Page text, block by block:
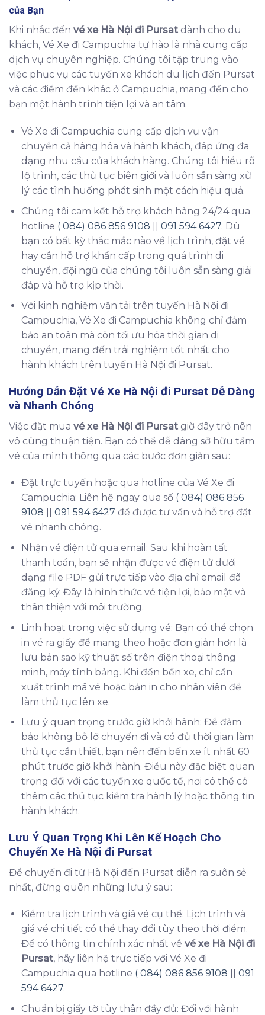
của Bạn
Khi nhắc đến vé xe Hà Nội đi Pursat dành cho du
khách, Vé Xe đi Campuchia tự hào là nhà cung cấp
dịch vụ chuyên nghiệp. Chúng tôi tập trung vào
việc phục vụ các tuyến xe khách du lịch đến Pursat
và các điểm đến khác ở Campuchia, mang đến cho
bạn một hành trình tiện lợi và an tâm.
Vé Xe đi Campuchia cung cấp dịch vụ vận
chuyển cả hàng hóa và hành khách, đáp ứng đa
dạng nhu cầu của khách hàng. Chúng tôi hiểu rõ
lộ trình, các thủ tục biên giới và luôn sẵn sàng xử
lý các tình huống phát sinh một cách hiệu quả.
Chúng tôi cam kết hỗ trợ khách hàng 24/24 qua
hotline ( 084) 086 856 9108 091 594 6427. Dù
bạn có bất kỳ thắc mắc nào về lịch trình, đặt vé
hay cần hỗ trợ khẩn cấp trong quá trình di
chuyển, đội ngũ của chúng tôi luôn sẵn sàng giải
đáp và hỗ trợ kịp thời.
Với kinh nghiệm vận tải trên tuyến Hà Nội đi
Campuchia, Vé Xe đi Campuchia không chỉ đảm
bảo an toàn mà còn tối ưu hóa thời gian di
chuyển, mang đến trải nghiệm tốt nhất cho
hành khách trên tuyến Hà Nội đi Pursat.
Hướng Dẫn Đặt Vé Xe Hà Nội đi Pursat Dễ Dàng
và Nhanh Chóng
Việc đặt mua vé xe Hà Nội đi Pursat giờ đây trở nên
vô cùng thuận tiện. Bạn có thể dễ dàng sở hữu tấm
vé của mình thông qua các bước đơn giản sau:
Đặt trực tuyến hoặc qua hotline của Vé Xe đi
Campuchia: Liên hệ ngay qua số ( 084) 086 856
9108
091 594 6427 để được tư vấn và hỗ trợ đặt
vé nhanh chóng.
Nhận vé điện tử qua email: Sau khi hoàn tất
thanh toán, bạn sẽ nhận được vé điện tử dưới
dạng file PDF gửi trực tiếp vào địa chỉ email đã
đăng ký. Đây là hình thức vé tiện lợi, bảo mật và
thân thiện với môi trường.
Linh hoạt trong việc sử dụng vé: Bạn có thể chọn
in vé ra giấy để mang theo hoặc đơn giản hơn là
lưu bản sao kỹ thuật số trên điện thoại thông
minh, máy tính bảng. Khi đến bến xe, chỉ cần
xuất trình mã vé hoặc bản in cho nhân viên để
làm thủ tục lên xe.
Lưu ý quan trọng trước giờ khởi hành: Để đảm
bảo không bỏ lỡ chuyến đi và có đủ thời gian làm
thủ tục cần thiết, bạn nên đến bến xe ít nhất 60
phút trước giờ khởi hành. Điều này đặc biệt quan
trọng đối với các tuyến xe quốc tế, nơi có thể có
thêm các thủ tục kiểm tra hành lý hoặc thông tin
hành khách.
Lưu Ý Quan Trọng Khi Lên Kế Hoạch Cho
Chuyến Xe Hà Nội đi Pursat
Để chuyến đi từ Hà Nội đến Pursat diễn ra suôn sẻ
nhất, đừng quên những lưu ý sau:
Kiểm tra lịch trình và giá vé cụ thể: Lịch trình và
giá vé chi tiết có thể thay đổi tùy theo thời điểm.
Để có thông tin chính xác nhất về vé xe Hà Nội đi
Pursat, hãy liên hệ trực tiếp với Vé Xe đi
Campuchia qua hotline ( 084) 086 856 9108
091
594 6427.
Chuẩn bị giấy tờ tùy thân đầy đủ: Đối với hành